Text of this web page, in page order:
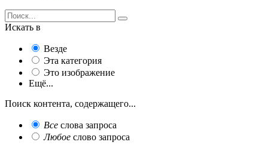
Искать в
Везде
Эта категория
Это изображение
Ещё...
Поиск контента, содержащего...
Все слова запроса
Любое слово запроса